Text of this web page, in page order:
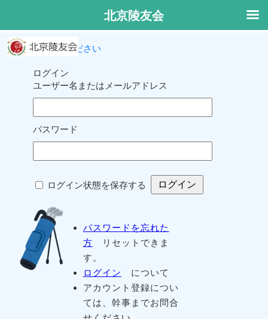
ログインしてください
ログイン
ユーザー名またはメールアドレス
パスワード
ログイン状態を保存する
パスワードを忘れた
方 リセットできま
す。
ログイン
について
アカウント登録につい
ては、幹事までお問合
北京陵友会